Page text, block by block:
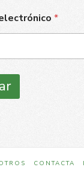
*
CONTACTA